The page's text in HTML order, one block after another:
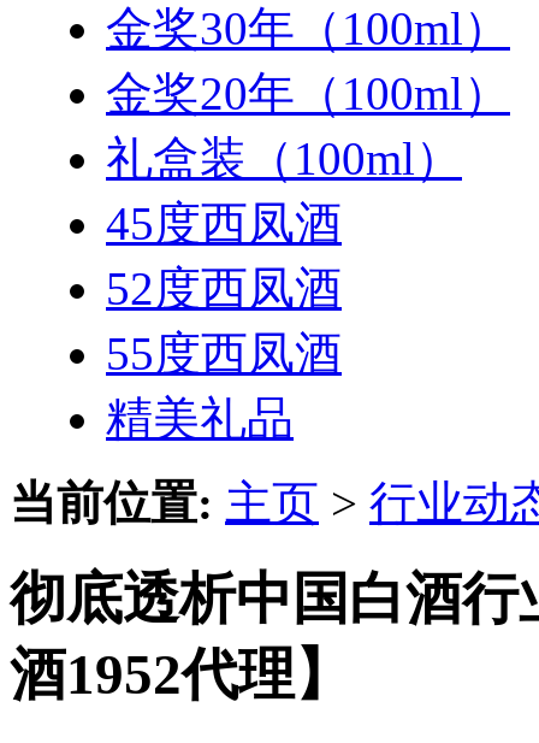
金奖30年（100ml）
金奖20年（100ml）
礼盒装（100ml）
45度西凤酒
52度西凤酒
55度西凤酒
精美礼品
当前位置: 主页 > 行业动
彻底透析中国白酒
酒1952代理】